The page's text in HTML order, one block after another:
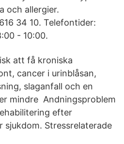
och allergier.
34 10. Telefontider:
- 10:00.
att få kroniska
cancer i urinblåsan,
slaganfall och en
mindre Andningsproblem
efter
sjukdom. Stressrelaterade